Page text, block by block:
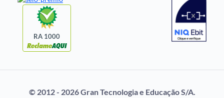
Questões de Concurso
CONCURSOS POR
EXAME DE ORDEM
OAB
RA 1000
© 2012 - 2026 Gran Tecnologia e Educação S/A.